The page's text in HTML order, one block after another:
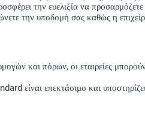
την ευελιξία να προσαρμόζετε
την υποδομή σας καθώς η
και πόρων, οι εταιρείες
είναι επεκτάσιμο και